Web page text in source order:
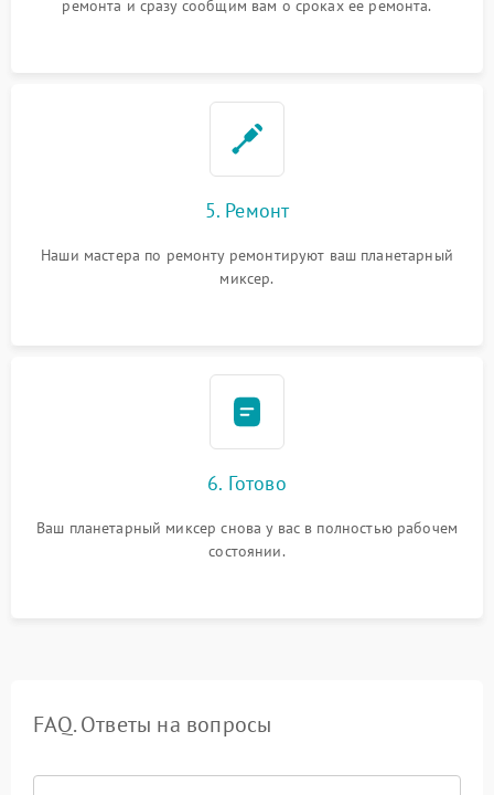
ремонта и сразу сообщим вам о сроках ее ремонта.
5. Ремонт
Наши мастера по ремонту ремонтируют ваш планетарный
миксер.
6. Готово
Ваш планетарный миксер снова у вас в полностью рабочем
состоянии.
FAQ. Ответы на вопросы